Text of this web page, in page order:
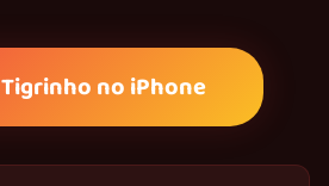
no iPhone